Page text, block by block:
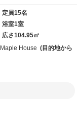
定員15名
浴室1室
広さ104.95㎡
Maple House
目的地から